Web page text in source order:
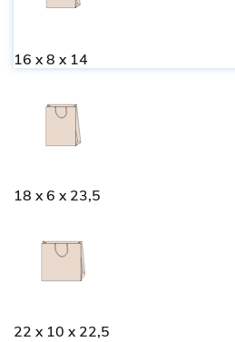
16 x 8 x 14
18 x 6 x 23,5
22 x 10 x 22,5